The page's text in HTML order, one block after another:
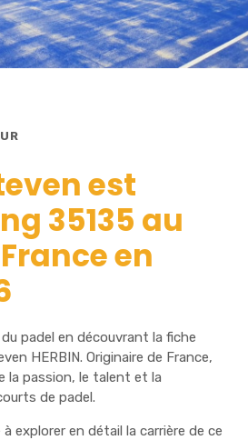
est
35135 au
en
padel en découvrant la fiche
HERBIN. Originaire de France,
la passion, le talent et la
de padel.
explorer en détail la carrière de ce